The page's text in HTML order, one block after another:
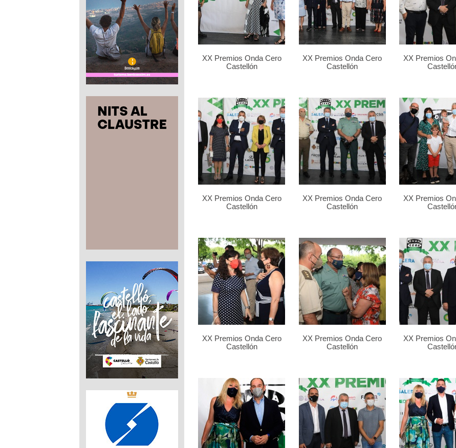
XX Premios Onda Cero
Castellón
XX Premios Onda Cero
Castellón
XX Premios
XX Premios Onda Cero
Castellón
XX Premios Onda Cero
Castellón
XX Premios
XX Premios Onda Cero
Castellón
XX Premios Onda Cero
Castellón
XX Premios